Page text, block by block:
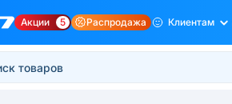
Акции 5 Распродажа Клиентам